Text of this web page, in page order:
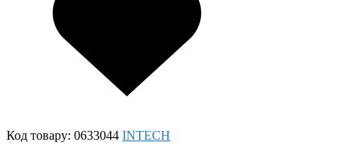
Код товару: 0633044 INTECH